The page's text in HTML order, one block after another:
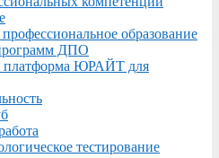
образование
ДПО
платформа ЮРАЙТ для
тестирование